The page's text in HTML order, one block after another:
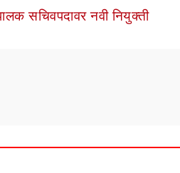
सचिवपदावर नवी नियुक्ती